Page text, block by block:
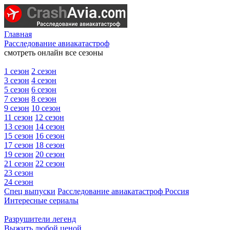
Главная
Расследование авиакатастроф
смотреть онлайн все сезоны
1 сезон 2 сезон
3 сезон 4 сезон
5 сезон 6 сезон
7 сезон 8 сезон
9 сезон 10 сезон
11 сезон 12 сезон
13 сезон 14 сезон
15 сезон 16 сезон
17 сезон 18 сезон
19 сезон 20 сезон
21 сезон 22 сезон
23 сезон
24 сезон
Спец выпуски Расследование авиакатастроф Россия
Интересные сериалы
Разрушители легенд
Выжить любой ценой